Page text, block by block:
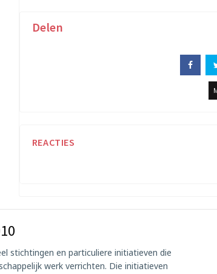
Delen
REACTIES
stichtingen en particuliere initiatieven die
werk verrichten. Die initiatieven